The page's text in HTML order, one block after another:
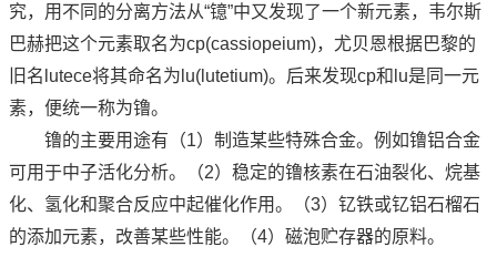
究，用不同的分离方法从“镱”中又发现了一个新元素，韦尔斯
巴赫把这个元素取名为cp(cassiopeium)，尤贝恩根据巴黎的
旧名lutece将其命名为lu(lutetium)。后来发现cp和lu是同一元
素，便统一称为镥。
镥的主要用途有（1）制造某些特殊合金。例如镥铝合金
可用于中子活化分析。（2）稳定的镥核素在石油裂化、烷基
化、氢化和聚合反应中起催化作用。（3）钇铁或钇铝石榴石
的添加元素，改善某些性能。（4）磁泡贮存器的原料。